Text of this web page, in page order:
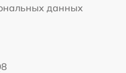
данных